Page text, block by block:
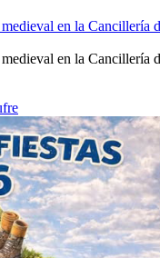
en la Cancillería
en la Cancillería